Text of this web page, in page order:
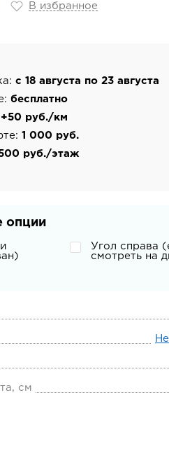
В избранное
с 18 августа по 23 августа
бесплатно
+50 руб./км
1 000 руб.
руб./этаж
опции
Угол справа
смотреть на
см